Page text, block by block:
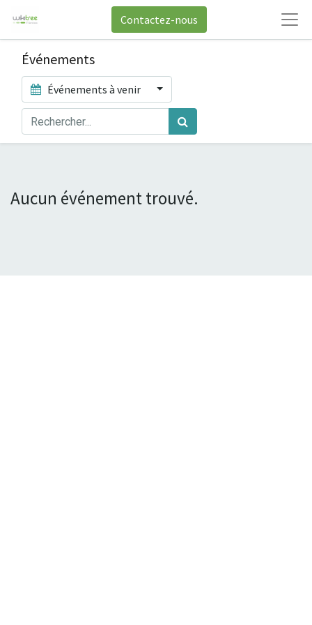
Contactez-nous
Événements
Événements à venir
Aucun événement trouvé.